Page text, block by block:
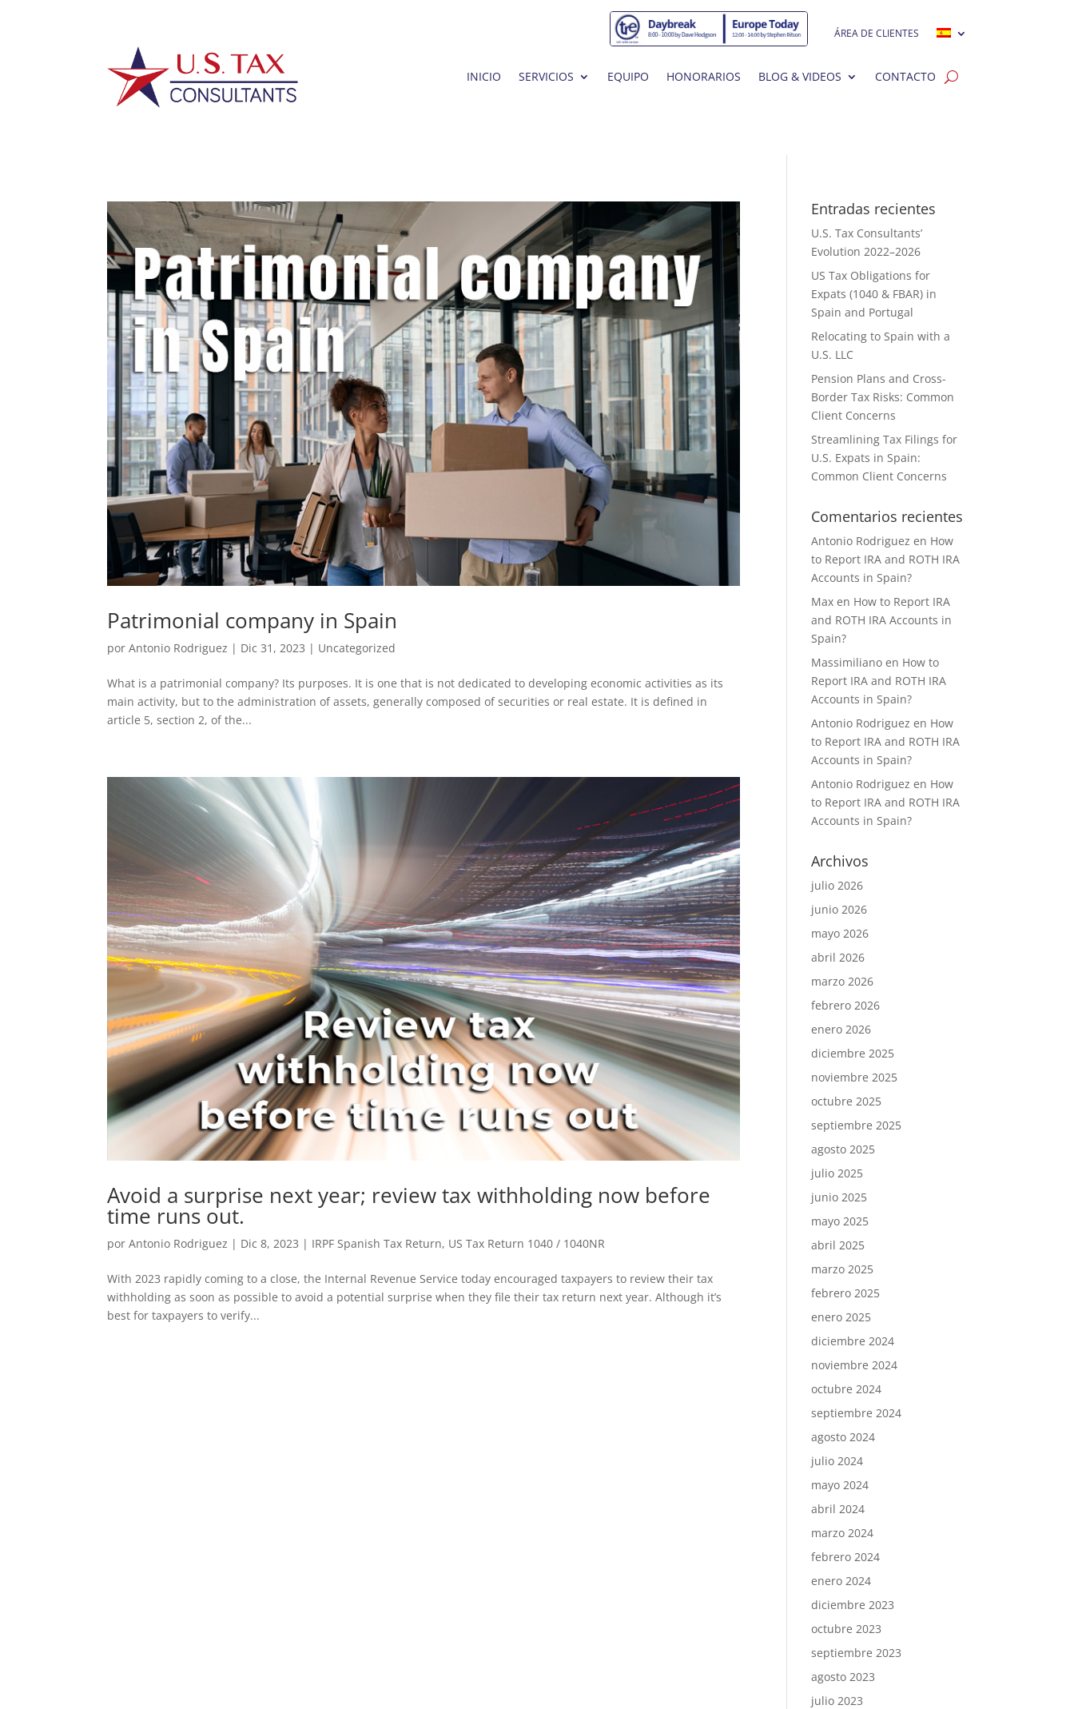
ÁREA DE CLIENTES
INICIO SERVICIOS EQUIPO HONORARIOS BLOG & VIDEOS CONTACTO
Patrimonial company in Spain
porAntonio Rodriguez | Dic 31, 2023 | Uncategorized
What is a patrimonial company? Its purposes. It is one that is not dedicated to developing economic activities as its
main activity, but to the administration of assets, generally composed of securities or real estate. It is defined in
article 5, section 2, of the...
Avoid a surprise next year; review tax withholding now before
time runs out.
porAntonio Rodriguez | Dic 8, 2023 | IRPF Spanish Tax Return, US Tax Return 1040 / 1040NR
With 2023 rapidly coming to a close, the Internal Revenue Service today encouraged taxpayers to review their tax
withholding as soon as possible to avoid a potential surprise when they file their tax return next year. Although it’s
best for taxpayers to verify...
Entradas recientes
U.S. Tax Consultants’
Evolution 2022–2026
US Tax Obligations for
Expats (1040 & FBAR) in
Spain and Portugal
Relocating to Spain with a
U.S. LLC
Pension Plans and Cross-
Border Tax Risks: Common
Client Concerns
Streamlining Tax Filings for
U.S. Expats in Spain:
Common Client Concerns
Comentarios recientes
Antonio Rodriguez en How
to Report IRA and ROTH IRA
Accounts in Spain?
Max en How to Report IRA
and ROTH IRA Accounts in
Spain?
Massimiliano en How to
Report IRA and ROTH IRA
Accounts in Spain?
Antonio Rodriguez en How
to Report IRA and ROTH IRA
Accounts in Spain?
Antonio Rodriguez en How
to Report IRA and ROTH IRA
Accounts in Spain?
Archivos
julio 2026
junio 2026
mayo 2026
abril 2026
marzo 2026
febrero 2026
enero 2026
diciembre 2025
noviembre 2025
octubre 2025
septiembre 2025
agosto 2025
julio 2025
junio 2025
mayo 2025
abril 2025
marzo 2025
febrero 2025
enero 2025
diciembre 2024
noviembre 2024
octubre 2024
septiembre 2024
agosto 2024
julio 2024
mayo 2024
abril 2024
marzo 2024
febrero 2024
enero 2024
diciembre 2023
octubre 2023
septiembre 2023
agosto 2023
julio 2023